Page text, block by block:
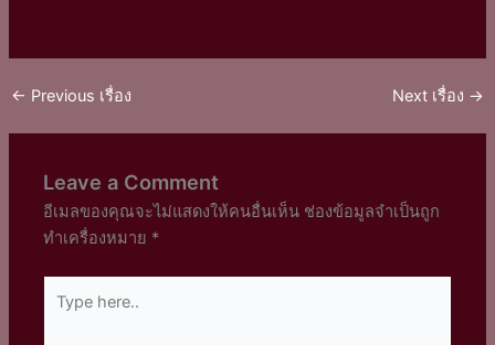
← Previous เรื่อง Next เรื่อง →
Leave a Comment
อีเมลของคุณจะไม่แสดงให้คนอื่นเห็น ช่องข้อมูลจำเป็นถูก
ทำเครื่องหมาย *
here..